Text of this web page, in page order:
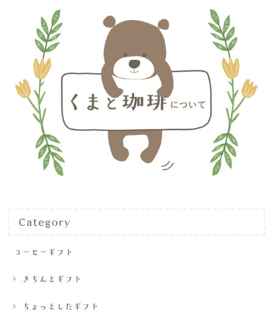
Category
コーヒーギフト
きちんとギフト
ちょっとしたギフト